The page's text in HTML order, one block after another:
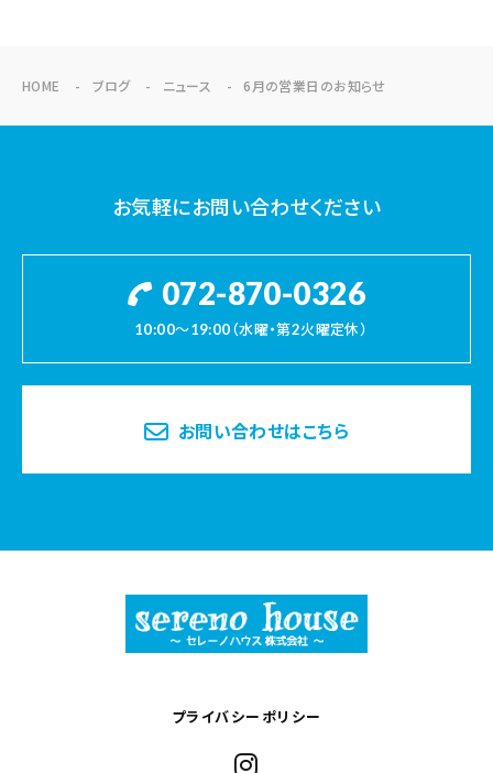
HOME ブログ ニュース 6月の営業日のお知らせ
お気軽にお問い合わせください
072-870-0326
10:00～19:00（水曜・第2火曜定休）
お問い合わせはこちら
プライバシーポリシー